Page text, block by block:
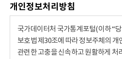
개인정보처리방침
국가데이터처 국가통계포털(이하 “
보호법 제30조에 따라 정보주체의 개
관련한 고충을 신속하고 원활하게 처